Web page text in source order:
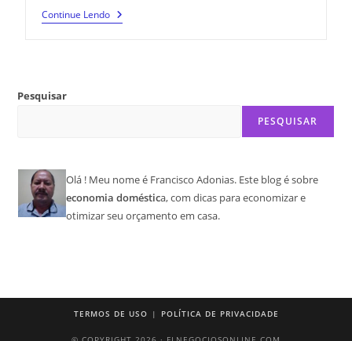
Continue Lendo
Pesquisar
PESQUISAR
Olá ! Meu nome é Francisco Adonias. Este blog é sobre
economia doméstica, com dicas para economizar e
otimizar seu orçamento em casa.
TERMOS DE USO POLÍTICA DE PRIVACIDADE